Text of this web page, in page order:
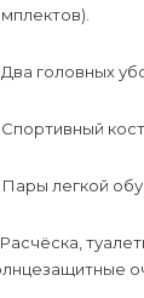
Два головных
Спортивный
Пары легкой
Расчёска,